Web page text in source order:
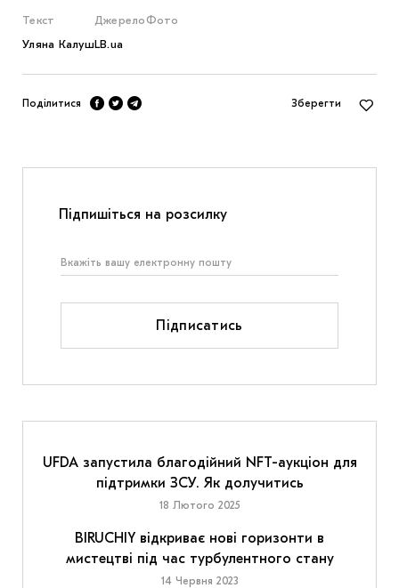
Текст
Уляна Калуш
Джерело
LB.ua
Фото
Поділитися Зберегти
Підпишіться на розсилку
Підписатись
UFDA запустила благодійний NFT-аукціон для
підтримки ЗСУ. Як долучитись
18 Лютого 2025
BIRUCHIY відкриває нові горизонти в
мистецтві під час турбулентного стану
14 Червня 2023